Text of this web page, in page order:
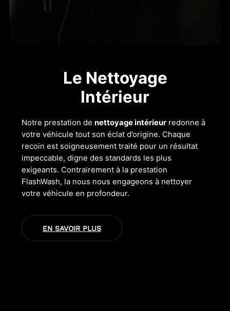
Le Nettoyage
Intérieur
Notre prestation de nettoyage intérieur redonne à
votre véhicule tout son éclat d’origine. Chaque
recoin est soigneusement traité pour un résultat
impeccable, digne des standards les plus
exigeants. Contrairement à la prestation
FlashWash, la nous nous engageons à nettoyer
votre véhicule en profondeur.
EN SAVOIR PLUS